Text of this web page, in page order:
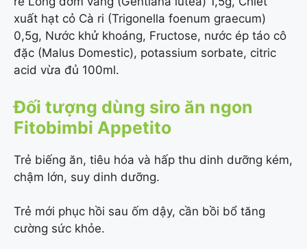
xuất hạt cỏ Cà ri (Trigonella foenum graecum)
0,5g, Nước khử khoáng, Fructose, nước ép táo cô
đặc (Malus Domestic), potassium sorbate, citric
acid vừa đủ 100ml.
Đối tượng dùng siro ăn ngon
Fitobimbi Appetito
Trẻ biếng ăn, tiêu hóa và hấp thu dinh dưỡng kém,
chậm lớn, suy dinh dưỡng.
Trẻ mới phục hồi sau ốm dậy, cần bồi bổ tăng
cường sức khỏe.